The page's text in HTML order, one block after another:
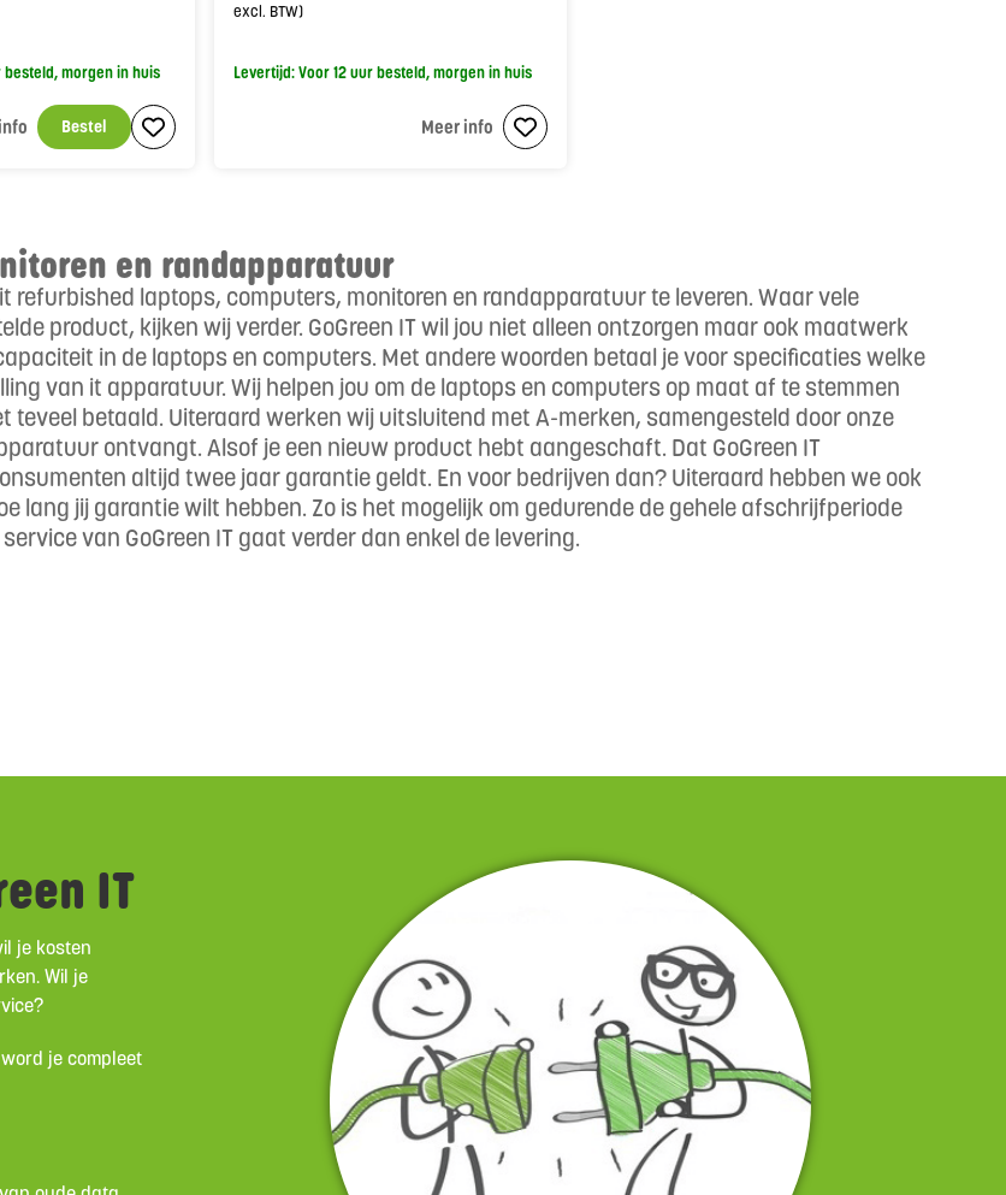
besteld, morgen in huis
Bestel
excl. BTW)
Levertijd: Voor 12 uur besteld, morgen in huis
Meer info
en randapparatuur
refurbished laptops, computers, monitoren en randapparatuur te leveren. Waar vele
product, kijken wij verder. GoGreen IT wil jou niet alleen ontzorgen maar ook maatwerk
in de laptops en computers. Met andere woorden betaal je voor specificaties welke
van it apparatuur. Wij helpen jou om de laptops en computers op maat af te stemmen
teveel betaald. Uiteraard werken wij uitsluitend met A-merken, samengesteld door onze
ontvangt. Alsof je een nieuw product hebt aangeschaft. Dat GoGreen IT
altijd twee jaar garantie geldt. En voor bedrijven dan? Uiteraard hebben we ook
lang jij garantie wilt hebben. Zo is het mogelijk om gedurende de gehele afschrijfperiode
van GoGreen IT gaat verder dan enkel de levering.
IT
je kosten
Wil je
je compleet